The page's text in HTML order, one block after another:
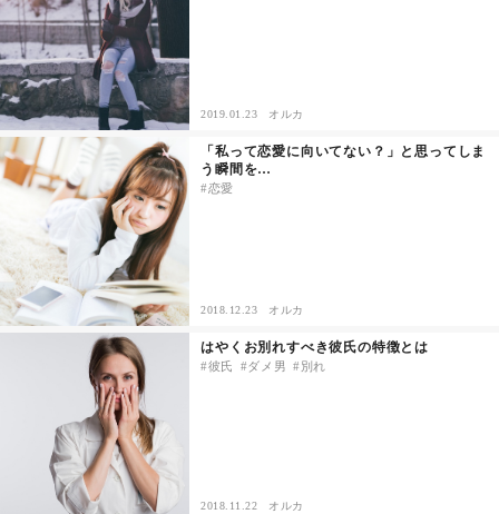
2019.01.23 オルカ
「私って恋愛に向いてない？」と思ってしま
う瞬間を…
恋愛
2018.12.23 オルカ
はやくお別れすべき彼氏の特徴とは
彼氏 ダメ男 別れ
2018.11.22 オルカ